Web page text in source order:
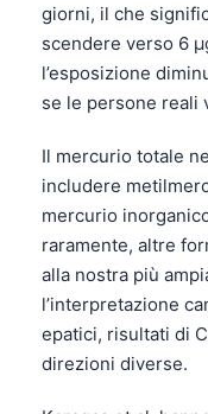
giorni, il che
scendere verso 6
l’esposizione
se le persone reali
Il mercurio totale
includere
mercurio
raramente, altre
alla nostra più
l’interpretazione
epatici, risultati di
direzioni diverse.